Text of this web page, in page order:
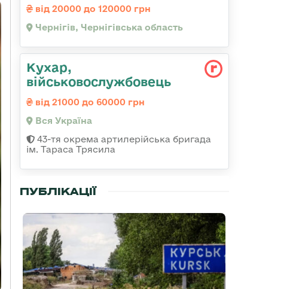
від 20000 до 120000 грн
Чернігів, Чернігівська область
Кухар,
військовослужбовець
від 21000 до 60000 грн
Вся Україна
43-тя окрема артилерійська бригада
ім. Тараса Трясила
ПУБЛІКАЦІЇ